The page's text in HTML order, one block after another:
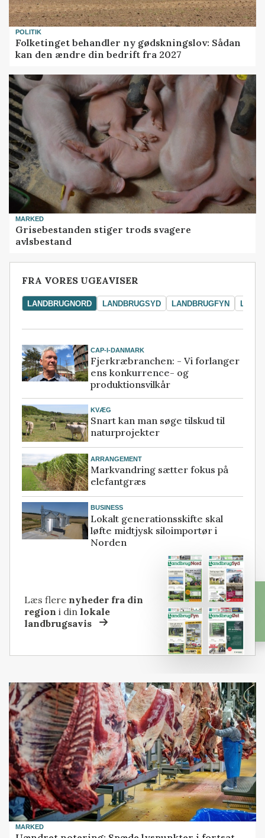
POLITIK
Folketinget behandler ny gødskningslov: Sådan
kan den ændre din bedrift fra 2027
MARKED
Grisebestanden stiger trods svagere
avlsbestand
FRA VORES UGEAVISER
LANDBRUGNORD LANDBRUGSYD LANDBRUGFYN
CAP-I-DANMARK
Fjerkræbranchen: - Vi forlanger
ens konkurrence- og
produktionsvilkår
KVÆG
Snart kan man søge tilskud til
naturprojekter
ARRANGEMENT
Markvandring sætter fokus på
elefantgræs
BUSINESS
Lokalt generationsskifte skal
løfte midtjysk siloimportør i
Norden
Læs flere nyheder fra din
region i dinlokale
landbrugsavis
MARKED